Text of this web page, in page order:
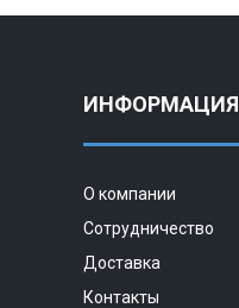
ИНФОРМАЦИЯ
О компании
Сотрудничество
Доставка
Контакты